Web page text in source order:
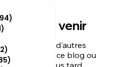
Posts à venir
Découvrez d'autres
catégories de ce blog ou